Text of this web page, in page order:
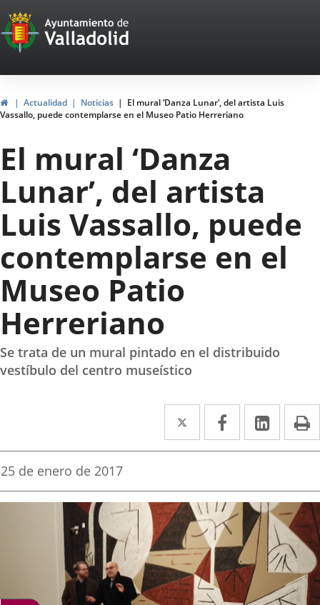
Portal
Web
del
Ayuntamiento
de
Valladolid
HomeActualidad Noticias
El mural ‘Danza Lunar’, del artista Luis
Vassallo, puede contemplarse en el Museo Patio Herreriano
El mural ‘Danza
Lunar’, del artista
Luis Vassallo, puede
contemplarse en el
Museo Patio
Herreriano
Se trata de un mural pintado en el distribuido
vestíbulo del centro museístico
Twitter
Enlace
a
aplicación
externa.
Facebook
Enlace
a
aplicación
externa.
Enlace
a
Fecha
la
25 de enero de 2017